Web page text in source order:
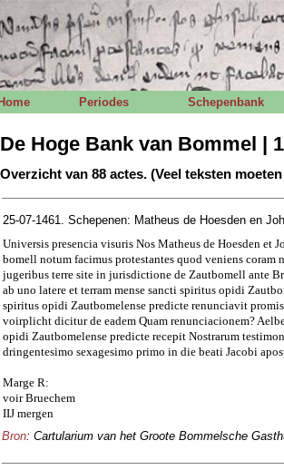
Home Periodes Schepenbank
De Hoge Bank van Bommel |
Overzicht van 88 actes. (Veel teksten
25-07-1461. Schepenen: Matheus de Hoesden en
Universis presencia visuris Nos Matheus de Hoesden et
bomell notum facimus protestantes quod veniens coram
jugeribus terre site in jurisdictione de Zautbomell ante
ab uno latere et terram mense sancti spiritus opidi
spiritus opidi Zautbomelense predicte renunciavit
voirplicht dicitur de eadem Quam renunciacionem?
opidi Zautbomelense predicte recepit Nostrarum
dringentesimo sexagesimo primo in die beati Jacobi
Marge R:
voir Bruechem
IIJ mergen
Bron: Cartularium van het Groote Bommelsche